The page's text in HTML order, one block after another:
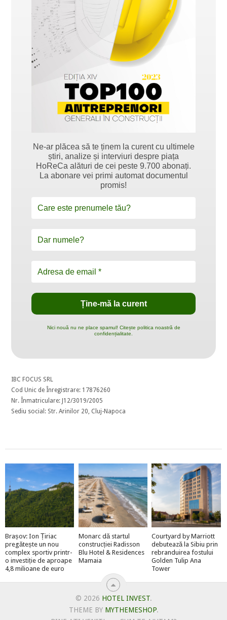
Ne-ar plăcea să te ținem la curent cu ultimele
știri, analize și interviuri despre piața
HoReCa alături de cei peste 9.700 abonați.
La abonare vei primi automat documentul
promis!
Nici nouă nu ne place spamul! Citește politica noastră de
confidențialitate.
IBC FOCUS SRL
Cod Unic de Înregistrare: 17876260
Nr. Înmatriculare: J12/3019/2005
Sediu social: Str. Arinilor 20, Cluj-Napoca
Brașov: Ion Țiriac
pregătește un nou
complex sportiv printr-
o investiție de aproape
4,8 milioane de euro
Monarc dă startul
construcției Radisson
Blu Hotel & Residences
Mamaia
Courtyard by Marriott
debutează la Sibiu prin
rebranduirea fostului
Golden Tulip Ana
Tower
© 2026 HOTEL INVEST.
THEME BY MYTHEMESHOP.